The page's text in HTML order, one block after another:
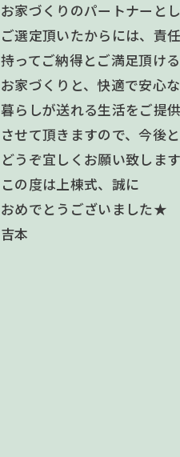
お家づくりのパートナーと
ご選定頂いたからには、責
持ってご納得とご満足頂ける
お家づくりと、快適で安心な
暮らしが送れる生活をご提供
させて頂きますので、今後
どうぞ宜しくお願い致しま
この度は上棟式、誠に
おめでとうございました★
吉本